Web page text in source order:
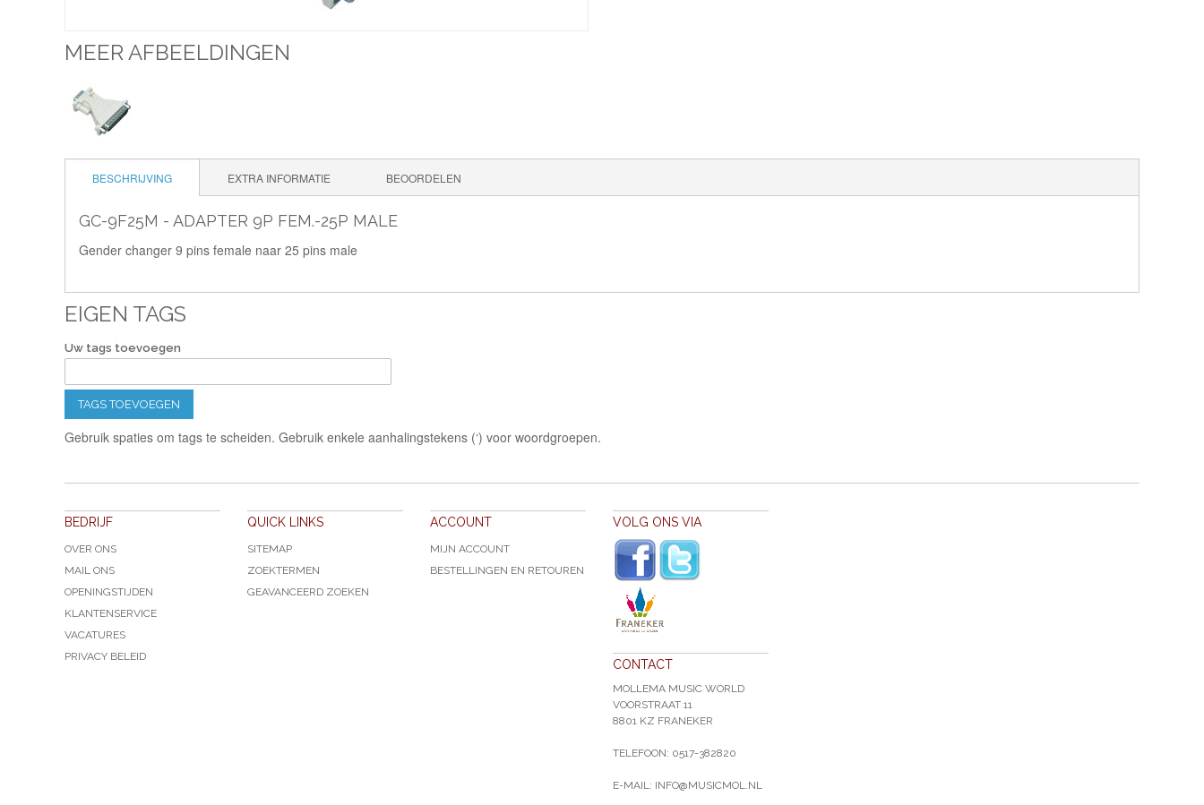
MEER AFBEELDINGEN
BESCHRIJVING EXTRA INFORMATIE BEOORDELEN
GC-9F25M - ADAPTER 9P FEM.-25P MALE
Gender changer 9 pins female naar 25 pins male
EIGEN TAGS
Uw tags toevoegen
TAGS TOEVOEGEN
Gebruik spaties om tags te scheiden. Gebruik enkele aanhalingstekens (‘) voor woordgroepen.
BEDRIJF
OVER ONS
MAIL ONS
OPENINGSTIJDEN
KLANTENSERVICE
VACATURES
PRIVACY BELEID
QUICK LINKS
SITEMAP
ZOEKTERMEN
GEAVANCEERD ZOEKEN
ACCOUNT
MIJN ACCOUNT
BESTELLINGEN EN RETOUREN
VOLG ONS VIA
CONTACT
MOLLEMA MUSIC WORLD
VOORSTRAAT 11
8801 KZ FRANEKER
TELEFOON: 0517-382820
E-MAIL: INFO@MUSICMOL.NL